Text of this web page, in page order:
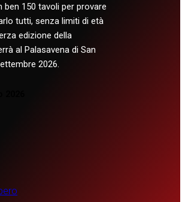
150 tavoli per provare
tutti, senza limiti di età
edizione della
al Palasavena di San
2026.